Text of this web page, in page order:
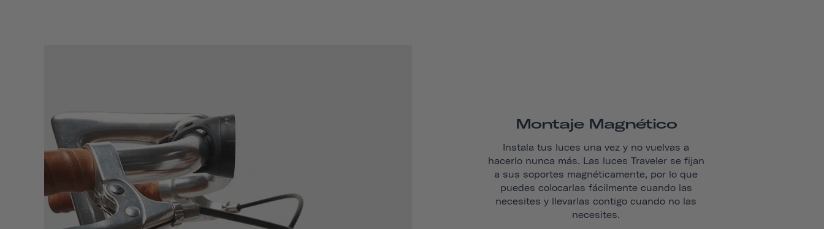
Montaje Magnético
Instala tus luces una vez y no vuelvas a
hacerlo nunca más. Las luces Traveler se fijan
a sus soportes magnéticamente, por lo que
puedes colocarlas fácilmente cuando las
necesites y llevarlas contigo cuando no las
necesites.